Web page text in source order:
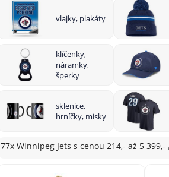
vlajky, plakáty
klíčenky,
náramky,
šperky
sklenice,
hrníčky, misky
77x Winnipeg Jets s cenou214,- až 5 399,-